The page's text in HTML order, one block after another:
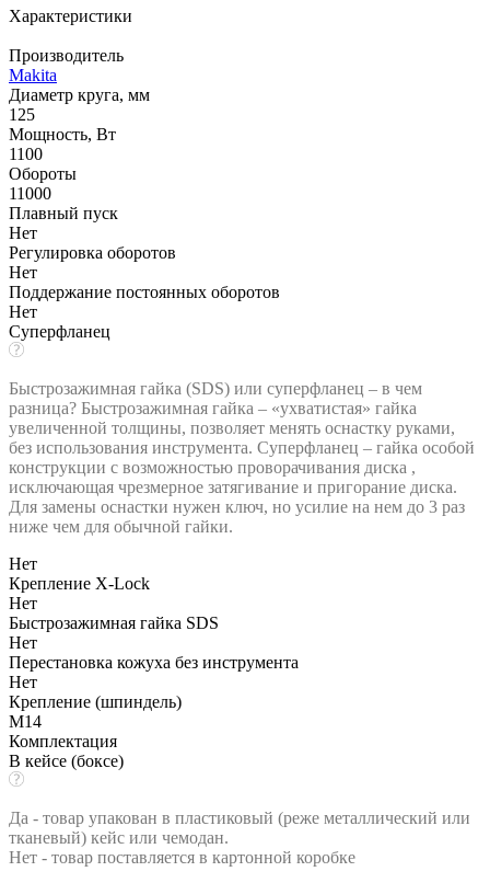
Характеристики
Производитель
Makita
Диаметр круга, мм
125
Мощность, Вт
1100
Обороты
11000
Плавный пуск
Нет
Регулировка оборотов
Нет
Поддержание постоянных оборотов
Нет
Суперфланец
Быстрозажимная гайка (SDS) или суперфланец – в чем
разница? Быстрозажимная гайка – «ухватистая» гайка
увеличенной толщины, позволяет менять оснастку руками,
без использования инструмента. Суперфланец – гайка особой
конструкции с возможностью проворачивания диска ,
исключающая чрезмерное затягивание и пригорание диска.
Для замены оснастки нужен ключ, но усилие на нем до 3 раз
ниже чем для обычной гайки.
Нет
Крепление X-Lock
Нет
Быстрозажимная гайка SDS
Нет
Перестановка кожуха без инструмента
Нет
Крепление (шпиндель)
М14
Комплектация
В кейсе (боксе)
Да - товар упакован в пластиковый (реже металлический или
тканевый) кейс или чемодан.
Нет - товар поставляется в картонной коробке